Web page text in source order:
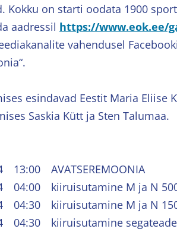
Kokku on starti oodata 1900
aadressil https://www.eok.ee/
vahendusel
esindavad Eestit Maria Eliise
Saskia Kütt ja Sten Talumaa.
13:00 AVATSEREMOONIA
04:00 kiiruisutamine M ja N
04:30 kiiruisutamine M ja N
04:30 kiiruisutamine segateade